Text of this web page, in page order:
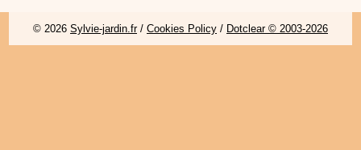
© 2026 Sylvie-jardin.fr/ Cookies Policy / Dotclear © 2003-2026